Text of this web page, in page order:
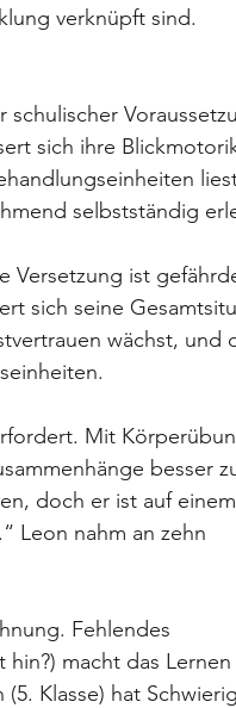
verknüpft sind.
sich ihre
selbstständig
Versetzung ist
sich seine
wächst, und
Mit
besser
doch er ist auf
Leon nahm an zehn
Fehlendes
hin?) macht das
Klasse) hat